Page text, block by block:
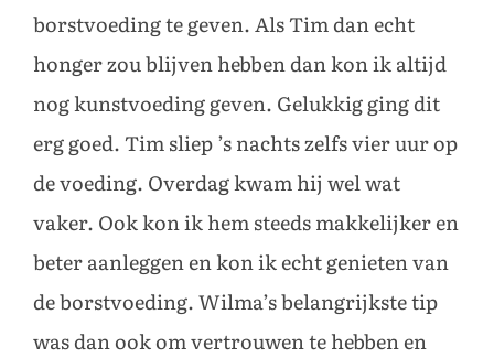
borstvoeding te geven. Als Tim dan echt
honger zou blijven hebben dan kon ik altijd
nog kunstvoeding geven. Gelukkig ging dit
erg goed. Tim sliep ’s nachts zelfs vier uur op
de voeding. Overdag kwam hij wel wat
vaker. Ook kon ik hem steeds makkelijker en
beter aanleggen en kon ik echt genieten van
de borstvoeding. Wilma’s belangrijkste tip
was dan ook om vertrouwen te hebben en